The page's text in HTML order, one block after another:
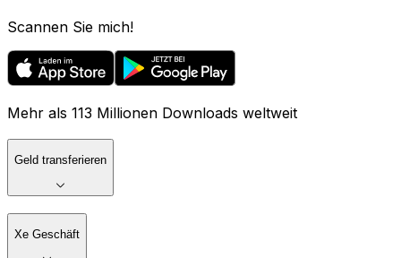
Scannen Sie mich!
Mehr als 113 Millionen Downloads weltweit
Geld transferieren
Xe Geschäft